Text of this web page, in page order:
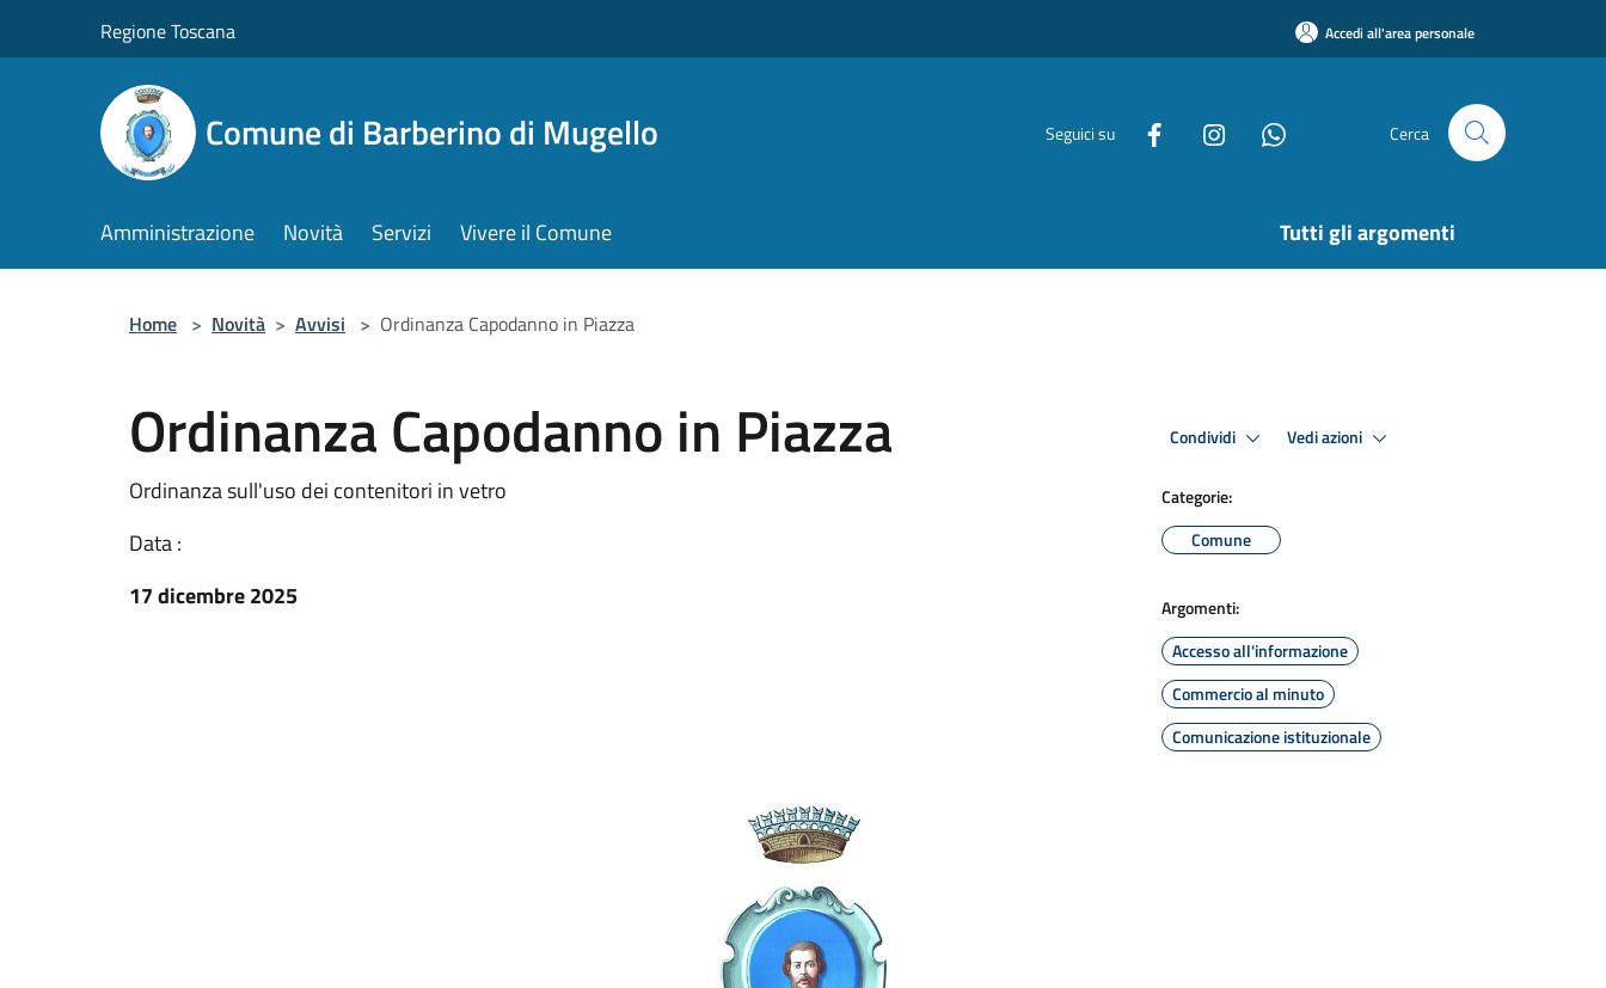
Regione Toscana Accedi all'area personale
Comune di Barberino di Mugello Seguici su Cerca
Amministrazione Novità Servizi Vivere il Comune Tutti gli argomenti
Home > Novità > Avvisi > Ordinanza Capodanno in Piazza
Ordinanza Capodanno in Piazza
Ordinanza sull'uso dei contenitori in vetro
Data :
17 dicembre 2025
Condividi Vedi azioni
Categorie:
Comune
Argomenti:
Accesso all'informazione
Commercio al minuto
Comunicazione istituzionale